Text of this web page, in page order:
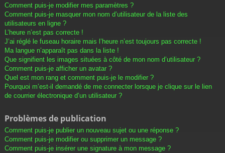
Comment puis-je modifier mes paramètres ?
Comment puis-je masquer mon nom d’utilisateur de la liste des
utilisateurs en ligne ?
L’heure n’est pas correcte !
J’ai réglé le fuseau horaire mais l’heure n’est toujours pas correcte !
Ma langue n’apparaît pas dans la liste !
Que signifient les images situées à côté de mon nom d’utilisateur ?
Comment puis-je afficher un avatar ?
Quel est mon rang et comment puis-je le modifier ?
Pourquoi m’est-il demandé de me connecter lorsque je clique sur le lien
de courrier électronique d’un utilisateur ?
Problèmes de publication
Comment puis-je publier un nouveau sujet ou une réponse ?
Comment puis-je modifier ou supprimer un message ?
Comment puis-je insérer une signature à mon message ?